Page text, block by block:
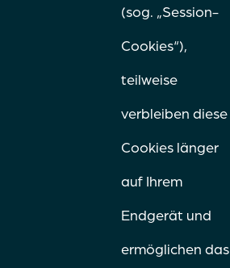
(sog. „Session-
Cookies“),
teilweise
verbleiben diese
Cookies länger
auf Ihrem
Endgerät und
ermöglichen das